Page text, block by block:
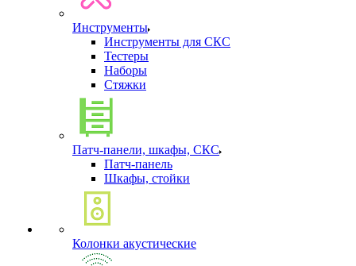
Инструменты
Инструменты для СКС
Тестеры
Наборы
Стяжки
Патч-панели, шкафы, СКС
Патч-панель
Шкафы, стойки
Колонки акустические